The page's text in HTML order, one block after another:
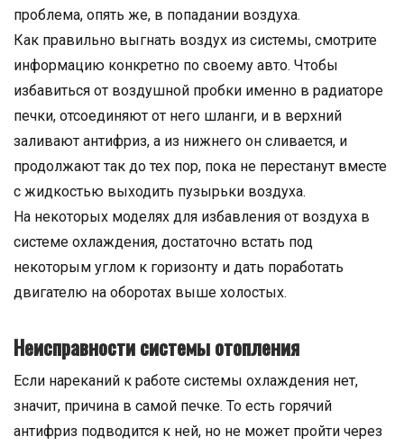
проблема, опять же, в попадании воздуха.
Как правильно выгнать воздух из системы, смотрите
информацию конкретно по своему авто. Чтобы
избавиться от воздушной пробки именно в радиаторе
печки, отсоединяют от него шланги, и в верхний
заливают антифриз, а из нижнего он сливается, и
продолжают так до тех пор, пока не перестанут вместе
с жидкостью выходить пузырьки воздуха.
На некоторых моделях для избавления от воздуха в
системе охлаждения, достаточно встать под
некоторым углом к горизонту и дать поработать
двигателю на оборотах выше холостых.
Неисправности системы отопления
Если нареканий к работе системы охлаждения нет,
значит, причина в самой печке. То есть горячий
антифриз подводится к ней, но не может пройти через